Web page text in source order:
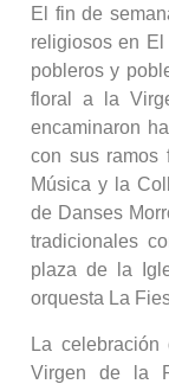
El fin de
religiosos en
pobleros y
floral a la
encaminaron
con sus ramos
Música y la
de Danses
tradicionales
plaza de la
orquesta La
La
Virgen de la